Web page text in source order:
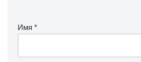
Имя *